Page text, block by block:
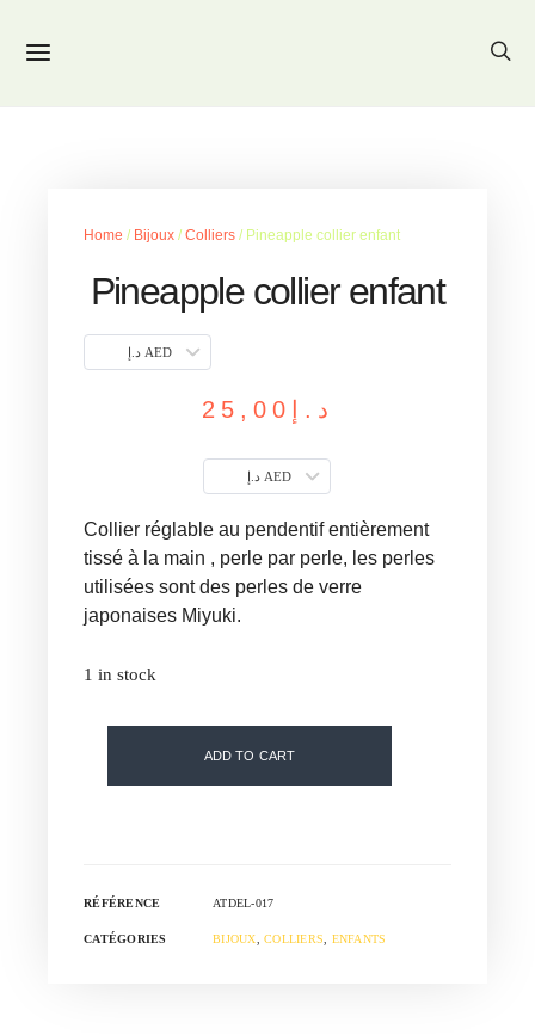
Home / Bijoux /Colliers / Pineapple collier enfant
Pineapple collier enfant
د.إ AED
د.إ 25,00
د.إ AED
Collier réglable au pendentif entièrement
tissé à la main , perle par perle, les perles
utilisées sont des perles de verre
japonaises Miyuki.
1 in stock
ADD TO CART
RÉFÉRENCE ATDEL-017
CATÉGORIES BIJOUX COLLIERS ENFANTS